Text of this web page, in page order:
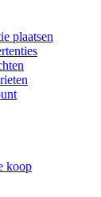
plaatsen
koop